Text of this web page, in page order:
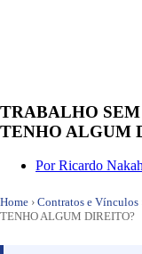
TRABALHO
TENHO ALGUM
PorRicardo
Home › Contratos e Vínculos
TENHO ALGUM DIREITO?